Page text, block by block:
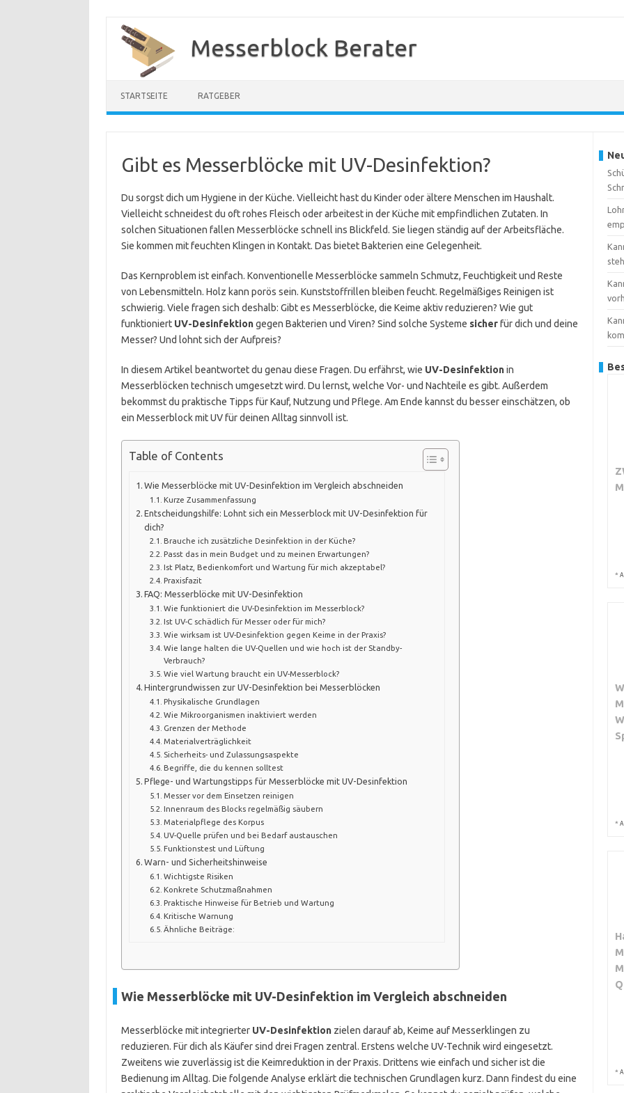
Inhalt
springen
Messerblock Berater
STARTSEITE RATGEBER
Gibt es Messerblöcke mit UV-Desinfektion?
Du sorgst dich um Hygiene in der Küche. Vielleicht hast du Kinder oder ältere Menschen im Haushalt.
Vielleicht schneidest du oft rohes Fleisch oder arbeitest in der Küche mit empfindlichen Zutaten. In
solchen Situationen fallen Messerblöcke schnell ins Blickfeld. Sie liegen ständig auf der Arbeitsfläche.
Sie kommen mit feuchten Klingen in Kontakt. Das bietet Bakterien eine Gelegenheit.
Das Kernproblem ist einfach. Konventionelle Messerblöcke sammeln Schmutz, Feuchtigkeit und Reste
von Lebensmitteln. Holz kann porös sein. Kunststoffrillen bleiben feucht. Regelmäßiges Reinigen ist
schwierig. Viele fragen sich deshalb: Gibt es Messerblöcke, die Keime aktiv reduzieren? Wie gut
funktioniert UV-Desinfektiongegen Bakterien und Viren? Sind solche Systeme sicherfür dich und deine
Messer? Und lohnt sich der Aufpreis?
In diesem Artikel beantwortet du genau diese Fragen. Du erfährst, wie UV-Desinfektionin
Messerblöcken technisch umgesetzt wird. Du lernst, welche Vor- und Nachteile es gibt. Außerdem
bekommst du praktische Tipps für Kauf, Nutzung und Pflege. Am Ende kannst du besser einschätzen, ob
ein Messerblock mit UV für deinen Alltag sinnvoll ist.
Table of Contents
Wie Messerblöcke mit UV-Desinfektion im Vergleich abschneiden
Kurze Zusammenfassung
Entscheidungshilfe: Lohnt sich ein Messerblock mit UV-Desinfektion für
dich?
Brauche ich zusätzliche Desinfektion in der Küche?
Passt das in mein Budget und zu meinen Erwartungen?
Ist Platz, Bedienkomfort und Wartung für mich akzeptabel?
Praxisfazit
FAQ: Messerblöcke mit UV-Desinfektion
Wie funktioniert die UV-Desinfektion im Messerblock?
Ist UV-C schädlich für Messer oder für mich?
Wie wirksam ist UV-Desinfektion gegen Keime in der Praxis?
Wie lange halten die UV-Quellen und wie hoch ist der Standby-
Verbrauch?
Wie viel Wartung braucht ein UV-Messerblock?
Hintergrundwissen zur UV-Desinfektion bei Messerblöcken
Physikalische Grundlagen
Wie Mikroorganismen inaktiviert werden
Grenzen der Methode
Materialverträglichkeit
Sicherheits- und Zulassungsaspekte
Begriffe, die du kennen solltest
Pflege- und Wartungstipps für Messerblöcke mit UV-Desinfektion
Messer vor dem Einsetzen reinigen
Innenraum des Blocks regelmäßig säubern
Materialpflege des Korpus
UV-Quelle prüfen und bei Bedarf austauschen
Funktionstest und Lüftung
Warn- und Sicherheitshinweise
Wichtigste Risiken
Konkrete Schutzmaßnahmen
Praktische Hinweise für Betrieb und Wartung
Kritische Warnung
Ähnliche Beiträge:
Wie Messerblöcke mit UV-Desinfektion im Vergleich abschneiden
Messerblöcke mit integrierter UV-Desinfektionzielen darauf ab, Keime auf Messerklingen zu
reduzieren. Für dich als Käufer sind drei Fragen zentral. Erstens welche UV-Technik wird eingesetzt.
Zweitens wie zuverlässig ist die Keimreduktion in der Praxis. Drittens wie einfach und sicher ist die
Bedienung im Alltag. Die folgende Analyse erklärt die technischen Grundlagen kurz. Dann findest du eine
*
*
*